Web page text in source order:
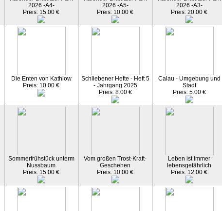
2026 -A4-
Preis: 15.00 €
2026 -A5-
Preis: 10.00 €
2026 -A3-
Preis: 20.00 €
Die Enten von Kathlow
Preis: 10.00 €
Schliebener Hefte - Heft 5
- Jahrgang 2025
Preis: 8.00 €
Calau - Umgebung und
Stadt
Preis: 5.00 €
Sommerfrühstück unterm
Nussbaum
Preis: 15.00 €
Vom großen Trost-Kraft-
Geschehen
Preis: 10.00 €
Leben ist immer
lebensgefährlich
Preis: 12.00 €